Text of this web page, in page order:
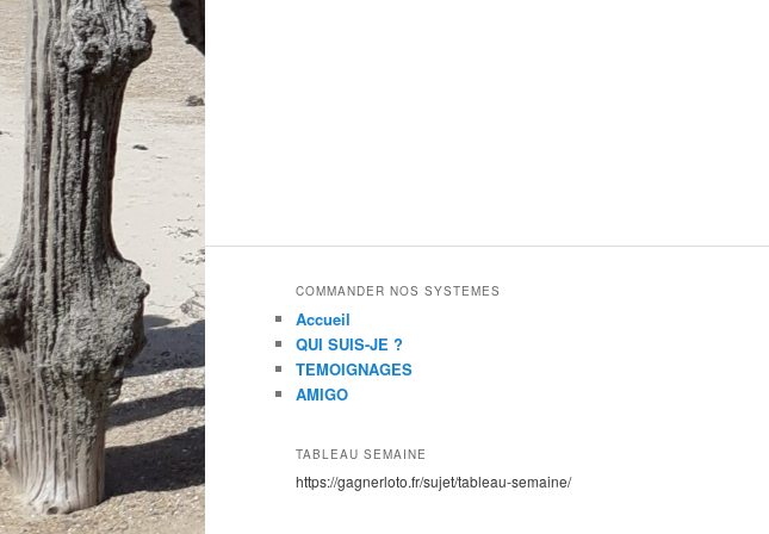
COMMANDER NOS SYSTEMES
Accueil
QUI SUIS-JE ?
TEMOIGNAGES
AMIGO
TABLEAU SEMAINE
https://gagnerloto.fr/sujet/tableau-semaine/